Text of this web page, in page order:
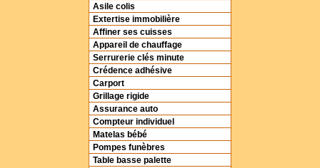
Asile colis
Extertise immobilière
Affiner ses cuisses
Appareil de chauffage
Serrurerie clés minute
Crédence adhésive
Carport
Grillage rigide
Assurance auto
Compteur individuel
Matelas bébé
Pompes funèbres
Table basse palette